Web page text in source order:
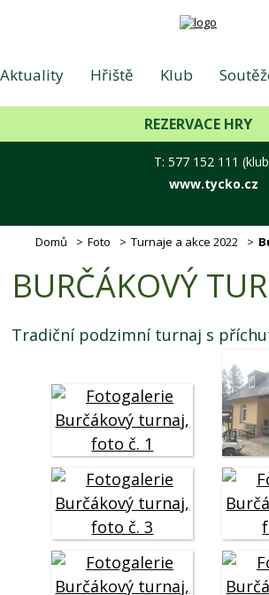
Aktuality Hřiště Klub
Foto Hotel - Lázně Kontakt
REZERVACE HRY
T: 577 152 111
www.tycko.cz
Domů Foto Turnaje a akce 2022
BURČÁKOVÝ
Tradiční podzimní turnaj s